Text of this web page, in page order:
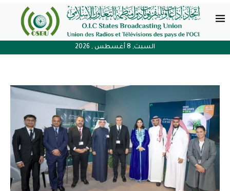
السبت, 8 أغسطس , 2026